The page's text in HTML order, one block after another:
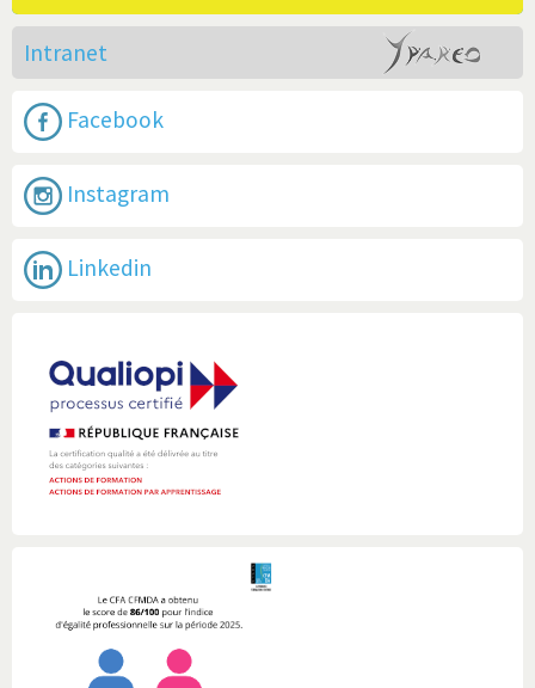
Intranet
Facebook
Instagram
Linkedin